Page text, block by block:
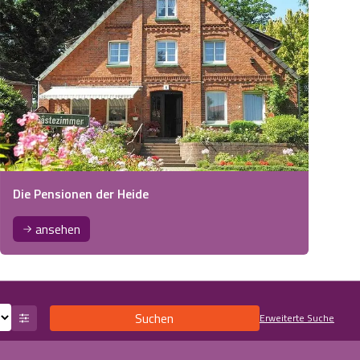
Die Pensionen der Heide
ansehen
Suchen
Erweiterte Suche